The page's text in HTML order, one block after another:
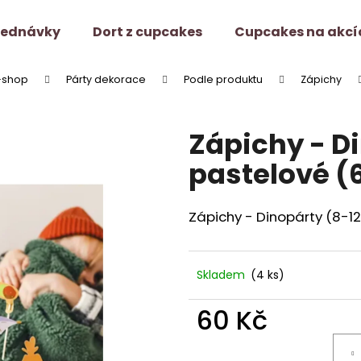
Dort z cupcakes Cupcakes na
shop Párty dekorace Podle produktu Zápichy
Zápichy -
pastelové
Zápichy - Dinopárty (8-
Skladem (4 ks)
60 Kč
Co potřebujete najít?
HLEDAT
Doporučujeme